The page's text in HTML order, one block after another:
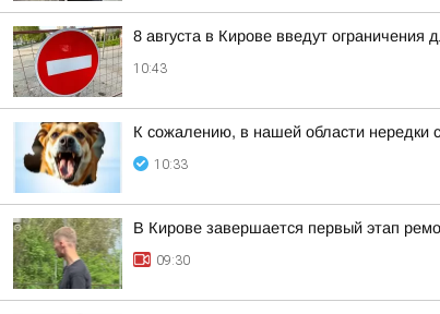
8 августа в Кирове введут ограничения
10:43
К сожалению, в нашей области нередки
10:33
В Кирове завершается первый этап
09:30